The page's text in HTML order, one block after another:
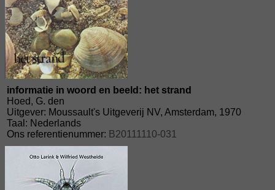
informatie in woord en beeld: het strand
Hoed, G. den
Uitgever: Moussault's Uitgeverij NV, Amsterdam, 1970
Taal: Nederlands
Ons referentienummer: B20111110-031